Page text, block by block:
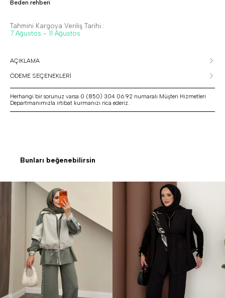
Beden rehberi
Tahmini Kargoya Veriliş Tarihi :
7 Ağustos - 11 Ağustos
AÇIKLAMA
ÖDEME SEÇENEKLERİ
Herhangi bir sorunuz varsa 0 (850) 304 06 92 numaralı Müşteri Hizmetleri
Departmanımızla irtibat kurmanızı rica ederiz.
Bunları beğenebilirsin